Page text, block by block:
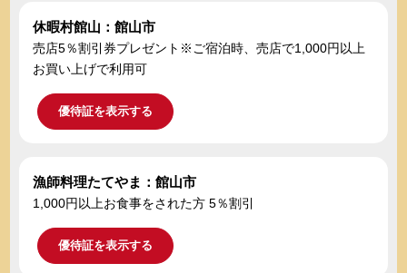
休暇村館山：館山市
売店5％割引券プレゼント※ご宿泊時、売店で1,000円以上
お買い上げで利用可
優待証を表示する
漁師料理たてやま：館山市
1,000円以上お食事をされた方 5％割引
優待証を表示する